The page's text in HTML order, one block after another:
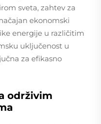
sveta, zahtev za
ekonomski
energije u različitim
uključenost u
za efikasno
održivim